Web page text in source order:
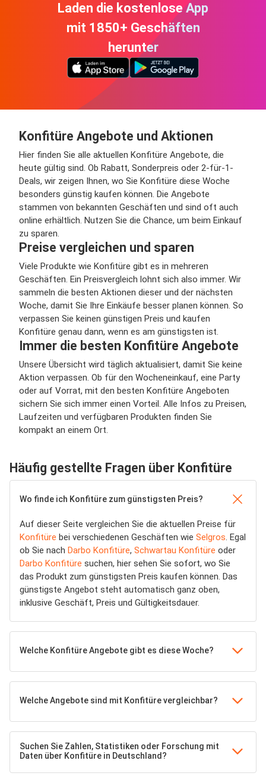
Laden die kostenlose App
mit 1850+ Geschäften
herunter
Konfitüre Angebote und Aktionen
Hier finden Sie alle aktuellen Konfitüre Angebote, die
heute gültig sind. Ob Rabatt, Sonderpreis oder 2-für-1-
Deals, wir zeigen Ihnen, wo Sie Konfitüre diese Woche
besonders günstig kaufen können. Die Angebote
stammen von bekannten Geschäften und sind oft auch
online erhältlich. Nutzen Sie die Chance, um beim Einkauf
zu sparen.
Preise vergleichen und sparen
Viele Produkte wie Konfitüre gibt es in mehreren
Geschäften. Ein Preisvergleich lohnt sich also immer. Wir
sammeln die besten Aktionen dieser und der nächsten
Woche, damit Sie Ihre Einkäufe besser planen können. So
verpassen Sie keinen günstigen Preis und kaufen
Konfitüre genau dann, wenn es am günstigsten ist.
Immer die besten Konfitüre Angebote
Unsere Übersicht wird täglich aktualisiert, damit Sie keine
Aktion verpassen. Ob für den Wocheneinkauf, eine Party
oder auf Vorrat, mit den besten Konfitüre Angeboten
sichern Sie sich immer einen Vorteil. Alle Infos zu Preisen,
Laufzeiten und verfügbaren Produkten finden Sie
kompakt an einem Ort.
Häufig gestellte Fragen über Konfitüre
Wo finde ich Konfitüre zum günstigsten Preis?
Auf dieser Seite vergleichen Sie die aktuellen Preise für
Konfitüre bei verschiedenen Geschäften wie Selgros. Egal
ob Sie nach Darbo Konfitüre, Schwartau Konfitüre oder
Darbo Konfitüre suchen, hier sehen Sie sofort, wo Sie
das Produkt zum günstigsten Preis kaufen können. Das
günstigste Angebot steht automatisch ganz oben,
inklusive Geschäft, Preis und Gültigkeitsdauer.
Welche Konfitüre Angebote gibt es diese Woche?
Welche Angebote sind mit Konfitüre vergleichbar?
Suchen Sie Zahlen, Statistiken oder Forschung mit
Daten über Konfitüre in Deutschland?